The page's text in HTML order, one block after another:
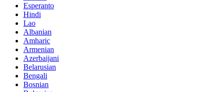
Esperanto
Hindi
Lao
Albanian
Amharic
Armenian
Azerbaijani
Belarusian
Bengali
Bosnian